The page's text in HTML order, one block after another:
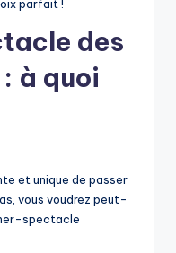
parfait !
des
à quoi
et unique de passer
vous voudrez peut-
spectacle